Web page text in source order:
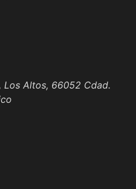
Los Altos, 66052 Cdad.